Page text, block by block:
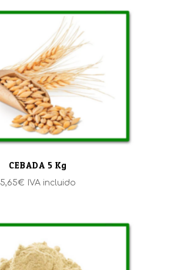
CEBADA 5 Kg
5,65€ IVA incluido